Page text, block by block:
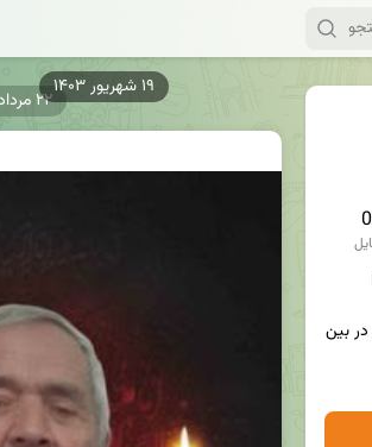
0
۲۲ مرداد ۱۴۰۳